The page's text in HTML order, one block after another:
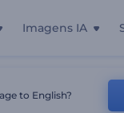
Imagens IA
Início Templates
to English?